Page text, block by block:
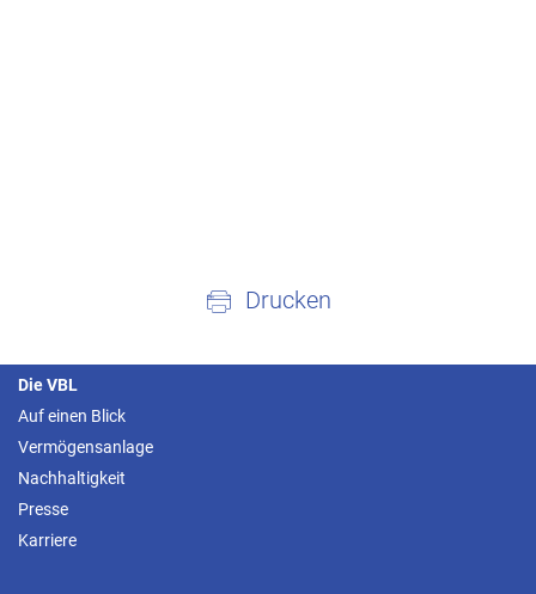
Drucken
Die VBL
Auf einen Blick
Vermögensanlage
Nachhaltigkeit
Presse
Karriere